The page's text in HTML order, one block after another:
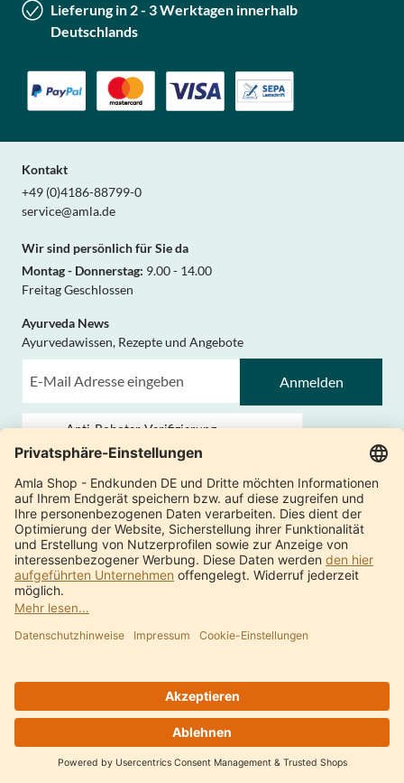
Lieferung in 2 - 3 Werktagen innerhalb
Deutschlands
Kontakt
+49 (0)4186-88799-0
service@amla.de
Wir sind persönlich für Sie da
Montag - Donnerstag: 9.00 - 14.00
Freitag Geschlossen
Ayurveda News
Ayurvedawissen, Rezepte und Angebote
Anmelden
Anti-Roboter-Verifizierung
Hier klicken
Dieses Formular ist durch Friendly Captcha geschützt - es gelten die Friendly
Captcha DatenschutzbestimmungenundNutzungsbedingungen.
Amla Natur versendet einen Newsletter per E-Mail, mit dem wir Sie über
aktuelle Leistungen und Angebote aus unserem Sortiment von ayurvedischen
Lebensmitteln, Nahrungsergänzungen, Naturkosmetika und
Massageprodukten informieren. Durch Klick auf „Anmelden“ willigen Sie
entsprechend unserer
widerrufen.
Kundeninfo
Zahlung
AGB
Widerrufsrecht